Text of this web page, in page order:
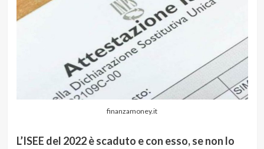
finanzamoney.it
L’ISEE del 2022 è scaduto e con esso, se non lo